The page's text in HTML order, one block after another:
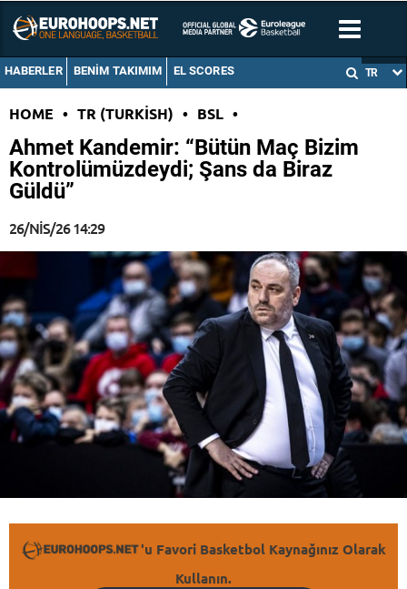
HABERLER BENIM TAKIMIM EL SCORES TR
HOME • TR (TURKISH) • BSL •
Ahmet Kandemir: “Bütün Maç Bizim
Kontrolümüzdeydi; Şans da Biraz
Güldü”
26/NIS/26 14:29
'u Favori Basketbol Kaynağınız Olarak
Kullanın.